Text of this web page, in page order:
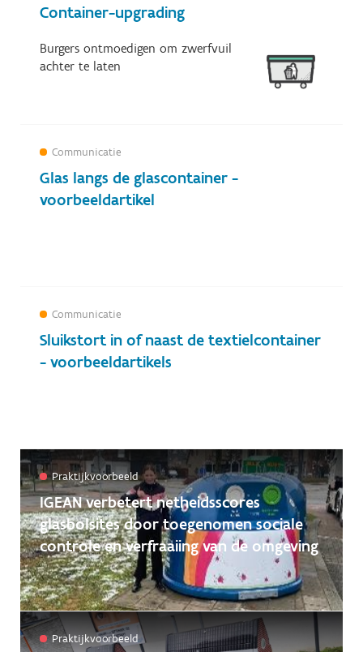
Container-upgrading
Burgers ontmoedigen om zwerfvuil
achter te laten
Glas langs de glascontainer -
voorbeeldartikel
Communicatie
Sluikstort in of naast de textielcontainer
- voorbeeldartikels
Communicatie
IGEAN verbetert netheidsscores
glasbolsites door toegenomen sociale
controle en verfraaiing van de omgeving
Praktijkvoorbeeld
Praktijkvoorbeeld